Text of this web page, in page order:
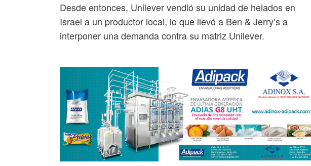
Desde entonces, Unilever vendió su unidad de helados en
Israel a un productor local, lo que llevó a Ben & Jerry’s a
interponer una demanda contra su matriz Unilever.